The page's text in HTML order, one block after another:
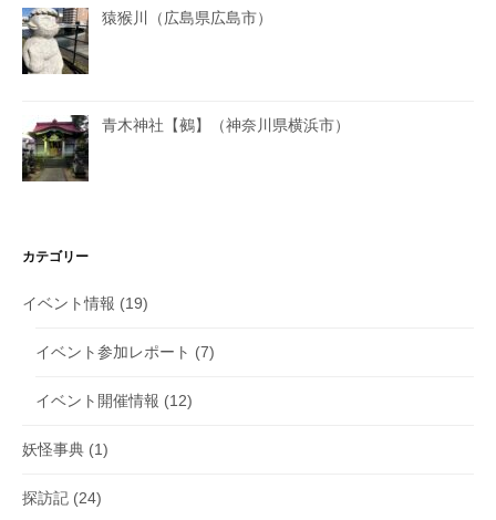
猿猴川（広島県広島市）
青木神社【鵺】（神奈川県横浜市）
カテゴリー
イベント情報 (19)
イベント参加レポート (7)
イベント開催情報 (12)
妖怪事典 (1)
探訪記 (24)